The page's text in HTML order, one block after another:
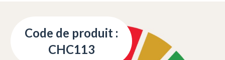
Code de produit :
CHC113